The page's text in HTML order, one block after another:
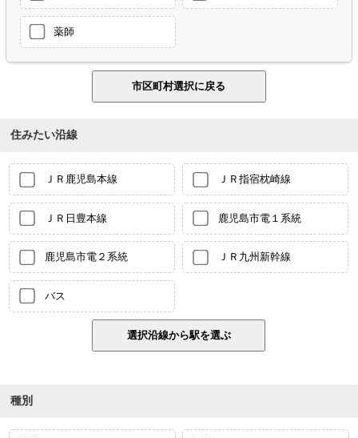
薬師
住みたい沿線
ＪＲ鹿児島本線 ＪＲ指宿枕崎線
ＪＲ日豊本線 鹿児島市電１系統
鹿児島市電２系統 ＪＲ九州新幹線
バス
種別